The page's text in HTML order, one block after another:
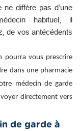
diffère pas d’une
habituel, il
de vos antécédents
pourra vous prescrire
dans une pharmacie
médecin de garde
directement vers
de garde à